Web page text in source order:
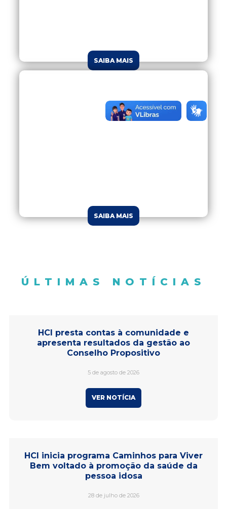
SAIBA MAIS
CONVÊNIOS
SAIBA MAIS
ÚLTIMAS NOTÍCIAS
HCI presta contas à comunidade e
apresenta resultados da gestão ao
Conselho Propositivo
5 de agosto de 2026
VER NOTÍCIA
HCI inicia programa Caminhos para Viver
Bem voltado à promoção da saúde da
pessoa idosa
28 de julho de 2026